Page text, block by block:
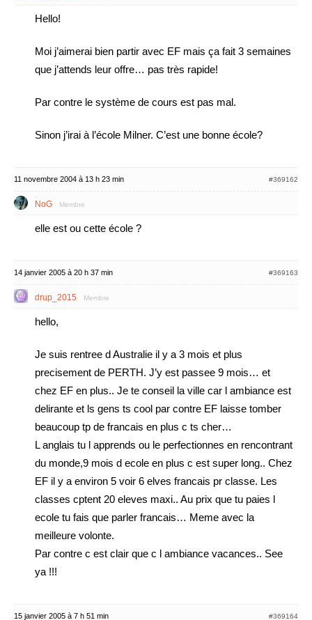
Hello!
Moi j’aimerai bien partir avec EF mais ça fait 3 semaines
que j’attends leur offre… pas très rapide!
Par contre le système de cours est pas mal.
Sinon j’irai à l’école Milner. C’est une bonne école?
11 novembre 2004 à 13 h 23 min #369162
NoG Membre
elle est ou cette école ?
14 janvier 2005 à 20 h 37 min #369163
drup_2015 Membre
hello,
Je suis rentree d Australie il y a 3 mois et plus
precisement de PERTH. J’y est passee 9 mois… et
chez EF en plus.. Je te conseil la ville car l ambiance est
delirante et ls gens ts cool par contre EF laisse tomber
beaucoup tp de francais en plus c ts cher…
L anglais tu l apprends ou le perfectionnes en rencontrant
du monde,9 mois d ecole en plus c est super long.. Chez
EF il y a environ 5 voir 6 elves francais pr classe. Les
classes cptent 20 eleves maxi.. Au prix que tu paies l
ecole tu fais que parler francais… Meme avec la
meilleure volonte.
Par contre c est clair que c l ambiance vacances.. See
ya !!!
15 janvier 2005 à 7 h 51 min #369164